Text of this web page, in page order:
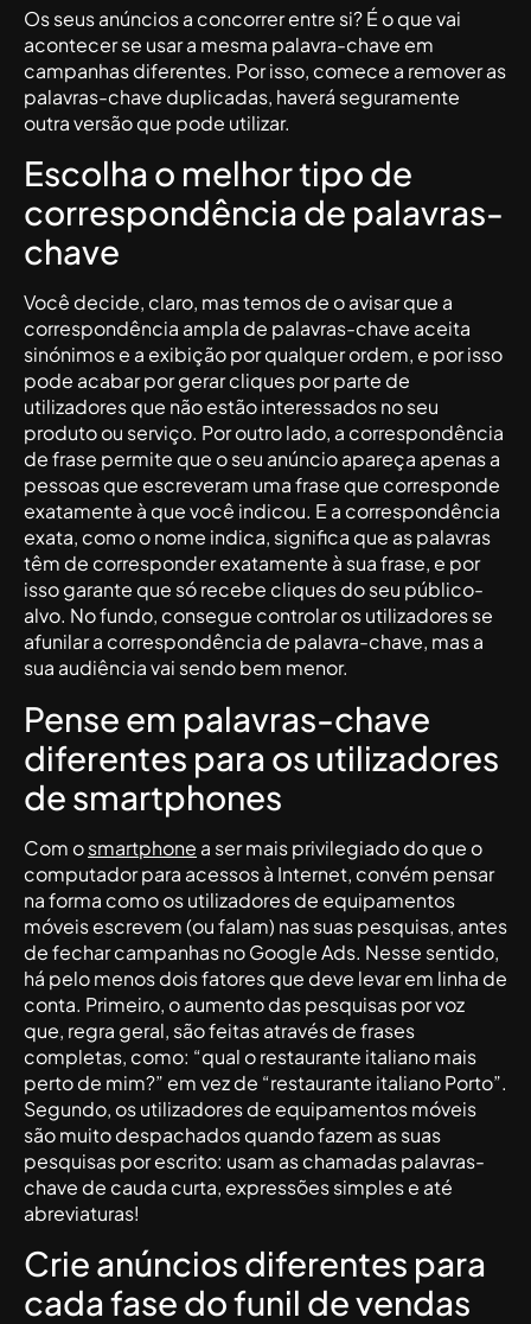
Os seus anúncios a concorrer entre si? É o que vai
acontecer se usar a mesma palavra-chave em
campanhas diferentes. Por isso, comece a remover as
palavras-chave duplicadas, haverá seguramente
outra versão que pode utilizar.
Escolha o melhor tipo de
correspondência de palavras-
chave
Você decide, claro, mas temos de o avisar que a
correspondência ampla de palavras-chave aceita
sinónimos e a exibição por qualquer ordem, e por isso
pode acabar por gerar cliques por parte de
utilizadores que não estão interessados no seu
produto ou serviço. Por outro lado, a correspondência
de frase permite que o seu anúncio apareça apenas a
pessoas que escreveram uma frase que corresponde
exatamente à que você indicou. E a correspondência
exata, como o nome indica, significa que as palavras
têm de corresponder exatamente à sua frase, e por
isso garante que só recebe cliques do seu público-
alvo. No fundo, consegue controlar os utilizadores se
afunilar a correspondência de palavra-chave, mas a
sua audiência vai sendo bem menor.
Pense em palavras-chave
diferentes para os utilizadores
de smartphones
Com osmartphone a ser mais privilegiado do que o
computador para acessos à Internet, convém pensar
na forma como os utilizadores de equipamentos
móveis escrevem (ou falam) nas suas pesquisas, antes
de fechar campanhas no Google Ads. Nesse sentido,
há pelo menos dois fatores que deve levar em linha de
conta. Primeiro, o aumento das pesquisas por voz
que, regra geral, são feitas através de frases
completas, como: “qual o restaurante italiano mais
perto de mim?” em vez de “restaurante italiano Porto”.
Segundo, os utilizadores de equipamentos móveis
são muito despachados quando fazem as suas
pesquisas por escrito: usam as chamadas palavras-
chave de cauda curta, expressões simples e até
abreviaturas!
Crie anúncios diferentes para
cada fase do funil de vendas